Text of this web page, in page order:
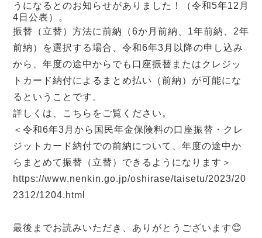
うになるとのお知らせがありました！（令和5年12月
4日公表）。
振替（立替）方法に前納（6か月前納、1年前納、2年
前納）を選択する場合、令和6年3月以降の申し込み
から、年度の途中からでも口座振替またはクレジッ
トカード納付によるまとめ払い（前納）が可能にな
るということです。
詳しくは、こちらをご覧ください。
＜令和6年3月から国民年金保険料の口座振替・クレ
ジットカード納付での前納について、年度の途中か
らまとめて振替（立替）できるようになります＞
https://www.nenkin.go.jp/oshirase/taisetu/2023/20
2312/1204.html
最後までお読みいただき、ありがとうございます😊